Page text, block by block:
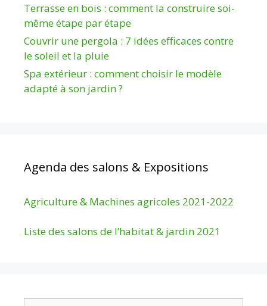
Terrasse en bois : comment la construire soi-
même étape par étape
Couvrir une pergola : 7 idées efficaces contre
le soleil et la pluie
Spa extérieur : comment choisir le modèle
adapté à son jardin ?
Agenda des salons & Expositions
Agriculture & Machines agricoles 2021-2022
Liste des salons de l’habitat & jardin 2021